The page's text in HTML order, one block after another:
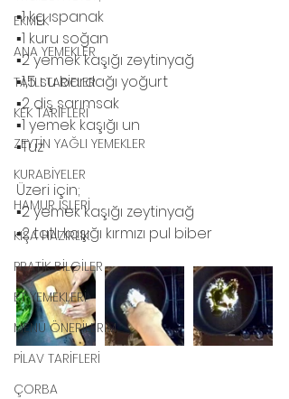
EKMEK
ANA YEMEKLER
TATLI TARİFLER
KEK TARİFLERİ
ZEYTİN YAĞLI YEMEKLER
KURABİYELER
HAMUR İŞLERİ
KIŞA HAZIRLIK
PRATİK BİLGİLER
ET YEMEKLERİ
MENÜ ÖNERİLERİM
PİLAV TARİFLERİ
ÇORBA
▪️1 kg ıspanak
▪️1 kuru soğan
▪️2 yemek kaşığı zeytinyağ
▪️1,5 su bardağı yoğurt
▪️2 diş sarımsak
▪️1 yemek kaşığı un
▪️Tuz
Üzeri için;
▪️2 yemek kaşığı zeytinyağ
▪️2 tatlı kaşığı kırmızı pul biber